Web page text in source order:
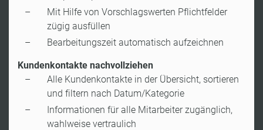
Mit Hilfe von Vorschlagswerten Pflichtfelder
zügig ausfüllen
Bearbeitungszeit automatisch aufzeichnen
Kundenkontakte nachvollziehen
Alle Kundenkontakte in der Übersicht, sortieren
und filtern nach Datum/Kategorie
Informationen für alle Mitarbeiter zugänglich,
wahlweise vertraulich